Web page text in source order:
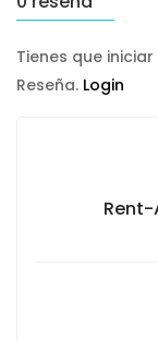
Tienes que
Reseña. Login